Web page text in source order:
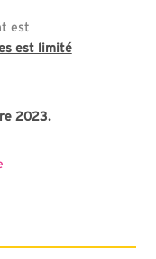
est
est limité
2023.